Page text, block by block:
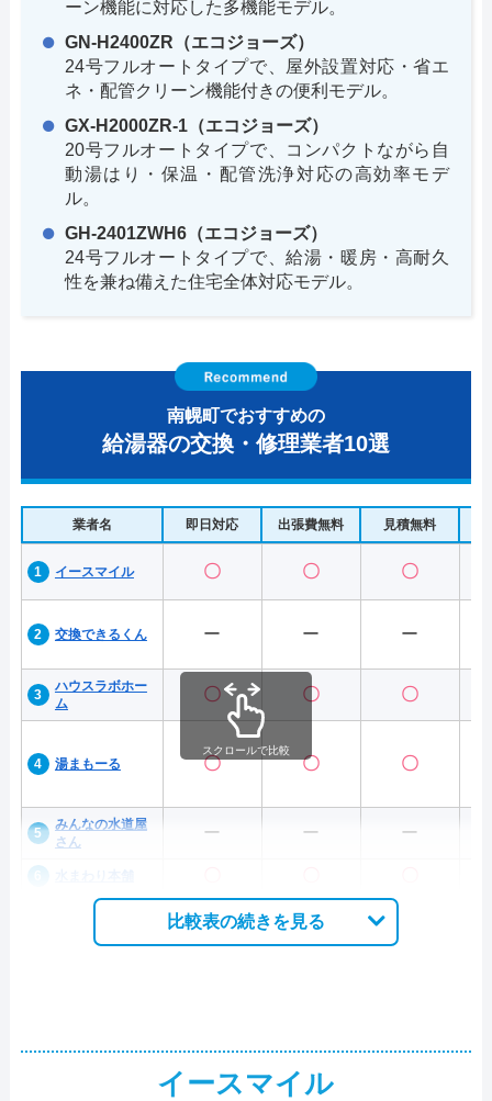
ーン機能に対応した多機能モデル。
GN-H2400ZR（エコジョーズ）
24号フルオートタイプで、屋外設置対応・省エ
ネ・配管クリーン機能付きの便利モデル。
GX-H2000ZR-1（エコジョーズ）
20号フルオートタイプで、コンパクトながら自
動湯はり・保温・配管洗浄対応の高効率モデ
ル。
GH-2401ZWH6（エコジョーズ）
24号フルオートタイプで、給湯・暖房・高耐久
性を兼ね備えた住宅全体対応モデル。
南幌町でおすすめの
給湯器の交換・修理業者10選
業者名 即日対応 出張費無料 見積無料
イースマイル 〇 〇 〇
交換できるくん ー ー ー
ハウスラボホー
ム
〇 〇 〇
湯まもーる 〇 〇 〇
みんなの水道屋
さん
ー ー ー
スクロールで比較
比較表の続きを見る
イースマイル